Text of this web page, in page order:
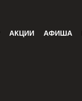
АФИША
АКЦИИ